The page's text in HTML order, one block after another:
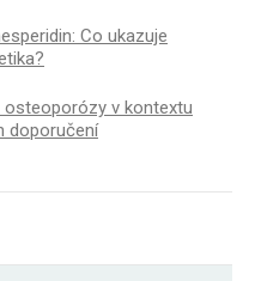
Co ukazuje
osteoporózy v kontextu
doporučení